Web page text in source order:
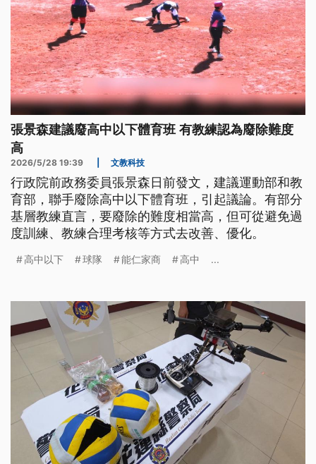
張景森建議廢高中以下體育班 有教練認為廢除難度
高
2026/5/28 19:39 文教科技
行政院前政務委員張景森日前發文，建議運動部和教
育部，聯手廢除高中以下體育班，引起議論。有部分
基層教練直言，要廢除的難度相當高，但可從避免過
度訓練、教練合理考核等方式去改善、優化。
高中以下 球隊 能仁家商 高中 ...